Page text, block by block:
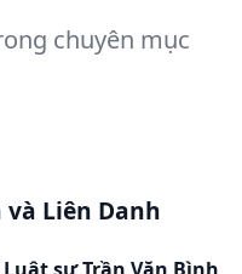
chuyên mục
và Liên Danh